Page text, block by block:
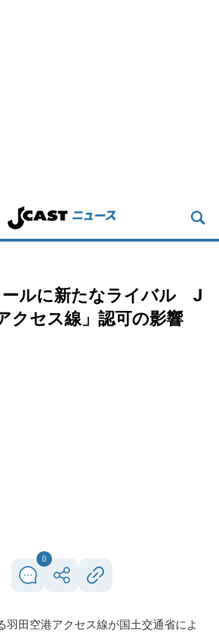
ールに新たなライバル J
クセス線」認可の影響
0
羽田空港アクセス線が国土交通省によ